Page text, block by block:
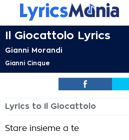
Il Giocattolo Lyrics
Gianni Morandi
Gianni Cinque
Lyrics to Il Giocattolo
Stare insieme a te